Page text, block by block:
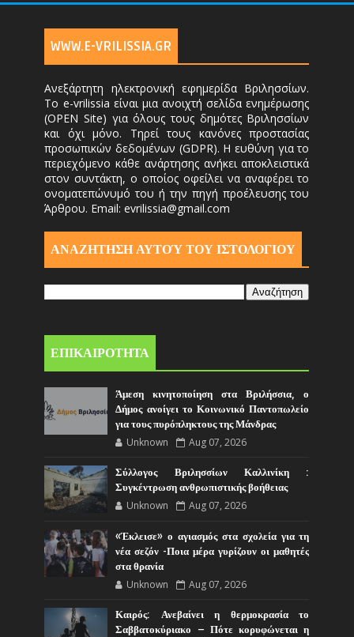
WWW.E-VRILISSIA.GR
Ανεξάρτητη ηλεκτρονική εφημερίδα Βριλησσίων.
Το e-vrilissia είναι μια ανοιχτή σελίδα ενημέρωσης
(OPEN Site) για όλους τους δημότες Βριλησσίων
και όχι μόνο. Τηρεί τους κανόνες προστασίας
προσωπικών δεδομένων (GDPR). Η ευθύνη για το
περιεχόμενο κάθε ανάρτησης ανήκει αποκλειστικά
στον συντάκτη, ο οποίος οφείλει να αναφέρει το
ονοματεπώνυμό του ή την πηγή προέλευσης του
Άρθρου. Email: evrilissia@gmail.com
ΑΝΑΖΗΤΗΣΗ ΑΥΤΟΎ ΤΟΥ ΙΣΤΟΛΟΓΙΟΥ
ΕΠΙΚΑΙΡΟΤΗΤΑ
Άμεση κινητοποίηση στα Βριλήσσια, ο
Δήμος ανοίγει το Κοινωνικό Παντοπωλείο
για τους πυρόπληκτους της Μάνδρας
Unknown Aug 07, 2026
Σύλλογος Βριλησσίων Καλλινίκη :
Συγκέντρωση ανθρωπιστικής βοήθειας
Unknown Aug 07, 2026
«Έκλεισε» ο αγιασμός στα σχολεία για τη
νέα σεζόν -Ποια μέρα γυρίζουν οι μαθητές
στα θρανία
Unknown Aug 07, 2026
Καιρός: Ανεβαίνει η θερμοκρασία το
Σαββατοκύριακο – Πότε κορυφώνεται η